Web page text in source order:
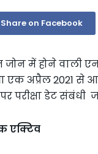
Share on Facebook
जोन में होने वाली
एक अप्रैल 2021 से
परीक्षा डेट
एक्टिव